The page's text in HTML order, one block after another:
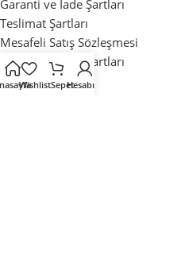
Garanti ve İade Şartları
Teslimat Şartları
Mesafeli Satış Sözleşmesi
Garanti ve İade Şartları
Teslimat Şartları
WishlistSepetHesabım